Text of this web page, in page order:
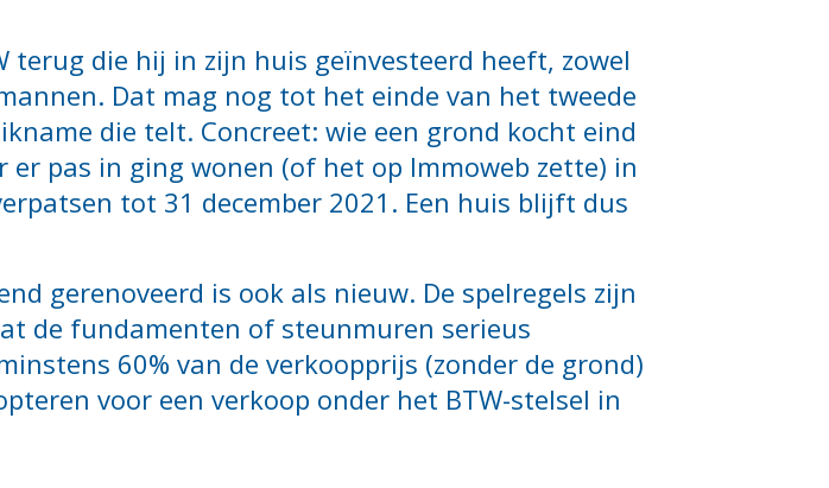
terug die hij in zijn huis geïnvesteerd heeft, zowel
Dat mag nog tot het einde van het tweede
die telt. Concreet: wie een grond kocht eind
pas in ging wonen (of het op Immoweb zette) in
tot 31 december 2021. Een huis blijft dus
gerenoveerd is ook als nieuw. De spelregels zijn
de fundamenten of steunmuren serieus
60% van de verkoopprijs (zonder de grond)
voor een verkoop onder het BTW-stelsel in